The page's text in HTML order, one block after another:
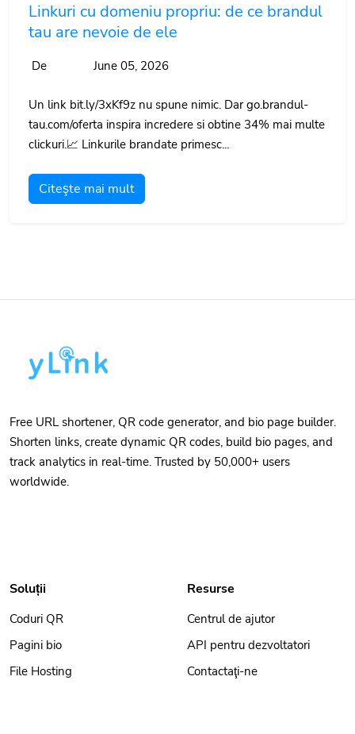
Linkuri cu domeniu propriu: de ce brandul
tau are nevoie de ele
De June 05, 2026
Un link bit.ly/3xKf9z nu spune nimic. Dar go.brandul-
tau.com/oferta inspira incredere si obtine 34% mai multe
clickuri.📈 Linkurile brandate primesc...
Citeşte mai mult
Free URL shortener, QR code generator, and bio page builder.
Shorten links, create dynamic QR codes, build bio pages, and
track analytics in real-time. Trusted by 50,000+ users
worldwide.
Soluții
Coduri QR
Pagini bio
File Hosting
Resurse
Centrul de ajutor
API pentru dezvoltatori
Contactaţi-ne